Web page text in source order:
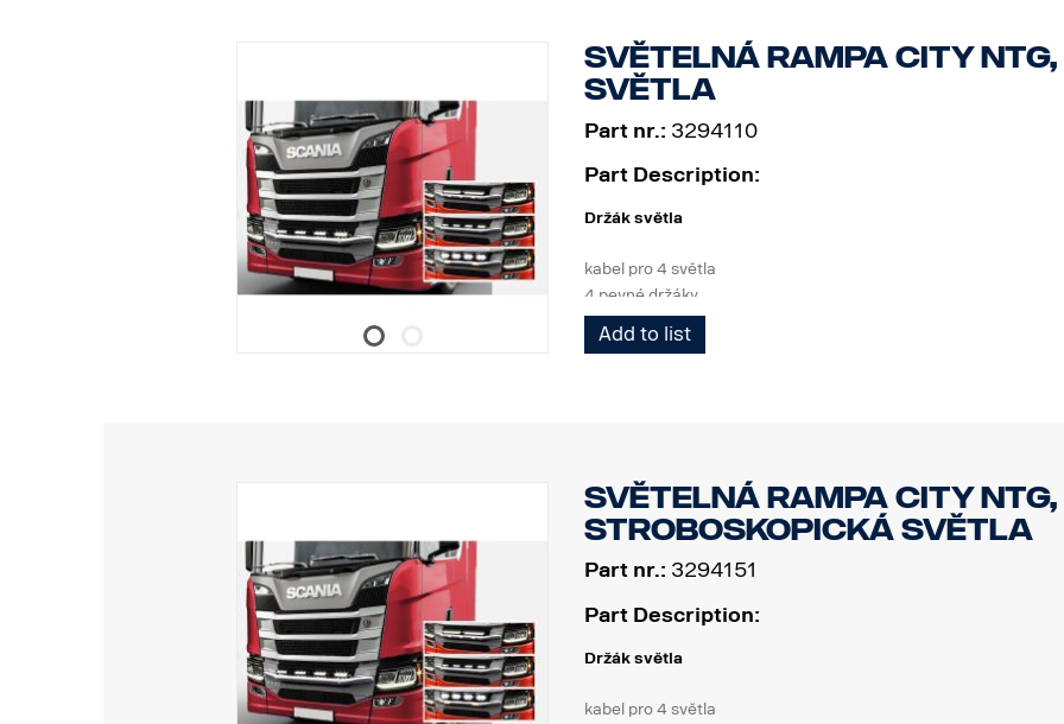
Počet montážních bodů světel: 4 pevné držáky
Kabeláž pro 4 světla
Světelná rampa City NTG,
světla
Part nr.: 3294110
Part Description:
Držák světla
kabel pro 4 světla
4 pevné držáky
3 bílé LED diody
Výrobek byl schválen v souladu s předpisem EHK OSN R61.
Světla
Počet bodů pro umístění světel, 4 pevné držáky
Add to list
Světelná rampa City NTG,
stroboskopická světla
Part nr.: 3294151
Part Description:
Držák světla
kabel pro 4 světla